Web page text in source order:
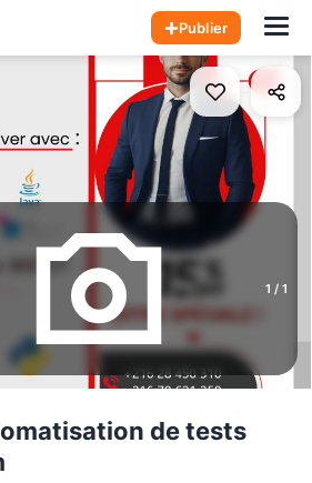
Publier
1 / 1
de tests